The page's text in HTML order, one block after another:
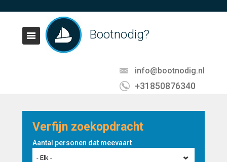
Bootnodig?
info@bootnodig.nl
+31850876340
Verfijn zoekopdracht
Aantal personen dat meevaart
- Elk -